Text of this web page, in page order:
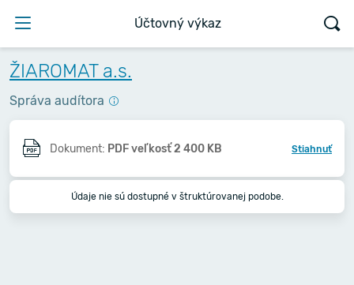
Účtovný výkaz
ŽIAROMAT a.s.
Správa audítora
Dokument: PDF veľkosť 2 400 KB Stiahnuť
Údaje nie sú dostupné v štruktúrovanej podobe.